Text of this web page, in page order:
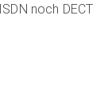
noch DECT